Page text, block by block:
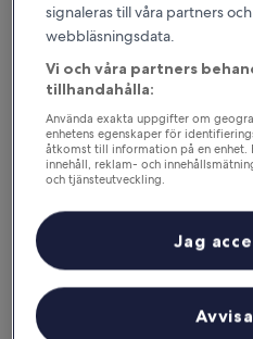
Jacy'z Hotel & Resort
Jacy'z Hotel & Resort
Jacy'z Hotel & Resort
signaleras till våra partners
webbläsningsdata.
Vi och våra partners
tillhandahålla:
Använda exakta uppgifter om
enhetens egenskaper för
åtkomst till information på en enhet.
innehåll, reklam- och
och tjänsteutveckling.
Jag